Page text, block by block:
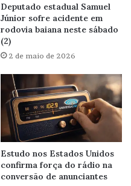
Deputado estadual Samuel
Júnior sofre acidente em
rodovia baiana neste sábado
(2)
2 de maio de 2026
Estudo nos Estados Unidos
confirma força do rádio na
conversão de anunciantes